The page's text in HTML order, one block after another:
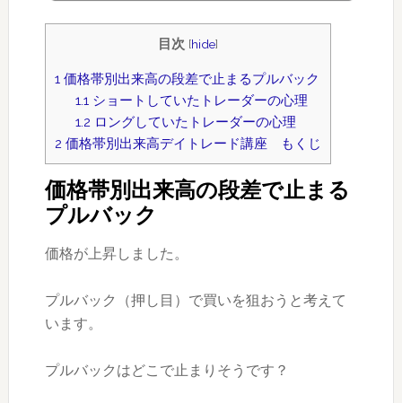
目次 [hide]
1価格帯別出来高の段差で止まるプルバック
1.1ショートしていたトレーダーの心理
1.2ロングしていたトレーダーの心理
2価格帯別出来高デイトレード講座 もくじ
価格帯別出来高の段差で止まる
プルバック
価格が上昇しました。
プルバック（押し目）で買いを狙おうと考えて
います。
プルバックはどこで止まりそうです？